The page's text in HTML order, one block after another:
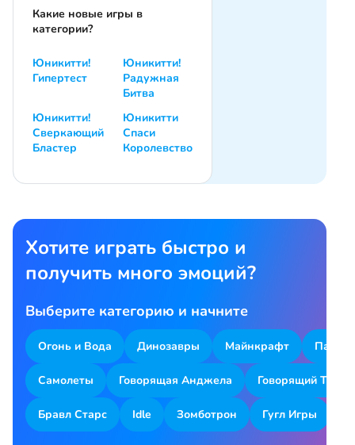
Какие новые игры в
категории?
Юникитти!
Гипертест
Юникитти!
Радужная
Битва
Юникитти!
Сверкающий
Бластер
Юникитти
Спаси
Королевство
Хотите играть быстро и
получить много эмоций?
Выберите категорию и начните
Огонь и Вода Динозавры Майнкрафт
Самолеты Говорящая Анджела Говорящий Том
Бравл Старс Idle Зомботрон Гугл Игры